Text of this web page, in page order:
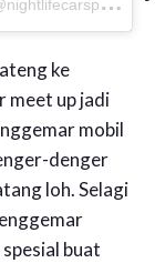
ke
meet up jadi
mobil
denger
loh. Selagi
buat